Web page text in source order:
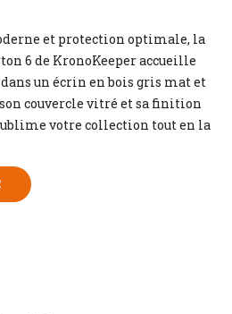
et protection optimale, la
6 de KronoKeeper accueille
un écrin en bois gris mat et
couvercle vitré et sa finition
votre collection tout en la